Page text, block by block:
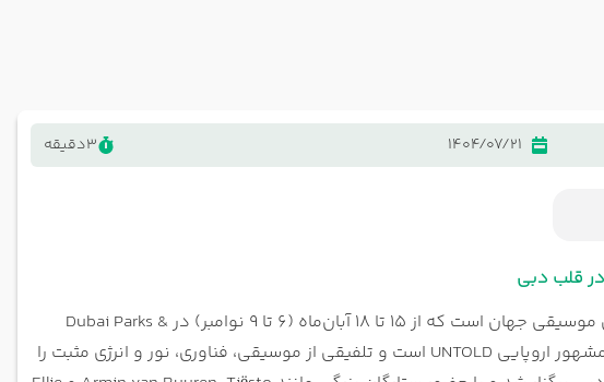
1404/07/21
3دقیقه
یکی از بزرگ‌ترین رویدادهای موسیقی جهان است که از ۱۵ تا ۱۸ آبان‌ماه (۶ تا ۹ نوامبر) در Dubai Parks &
Resorts برگزار می‌شود. این فستیوال نسخه خاورمیانه‌ای از جشن مشهور اروپایی UNTOLD است و تلفیقی از موسیقی، فناوری، نور و انرژی مثبت را